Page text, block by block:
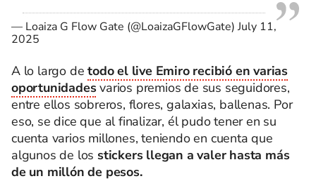
— Loaiza G Flow Gate (@LoaizaGFlowGate)July 11,
2025
A lo largo detodo el live Emiro recibió en varias
oportunidadesvarios premios de sus seguidores,
entre ellos sobreros, flores, galaxias, ballenas. Por
eso, se dice que al finalizar, él pudo tener en su
cuenta varios millones, teniendo en cuenta que
algunos de los stickers llegan a valer hasta más
de un millón de pesos.